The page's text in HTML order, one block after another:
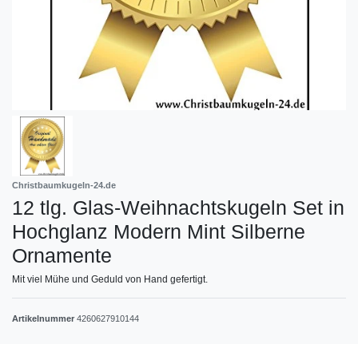
Christbaumkugeln-24.de
12 tlg. Glas-Weihnachtskugeln Set in
Hochglanz Modern Mint Silberne
Ornamente
Mit viel Mühe und Geduld von Hand gefertigt.
Artikelnummer 4260627910144